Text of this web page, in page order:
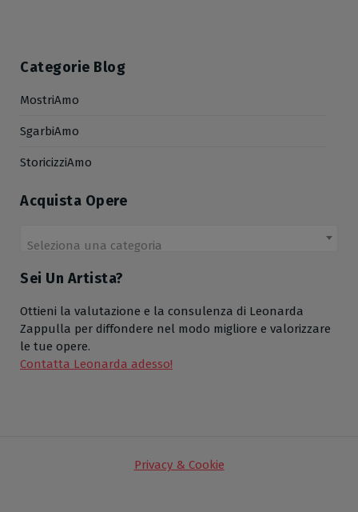
Categorie Blog
MostriAmo
SgarbiAmo
StoricizziAmo
Acquista Opere
Seleziona una categoria
Sei Un Artista?
Ottieni la valutazione e la consulenza di Leonarda
Zappulla per diffondere nel modo migliore e valorizzare
le tue opere.
Contatta Leonarda adesso!
Privacy & Cookie